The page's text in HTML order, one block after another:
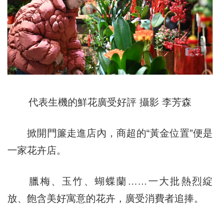
代表生機的鮮花廣受好評 攝影 李芳森
掀開門簾走進店內，商超的“黃金位置”便是
一家花卉店。
臘梅、玉竹、蝴蝶蘭……一大批熱烈綻
放、飽含美好寓意的花卉，廣受消費者追捧。